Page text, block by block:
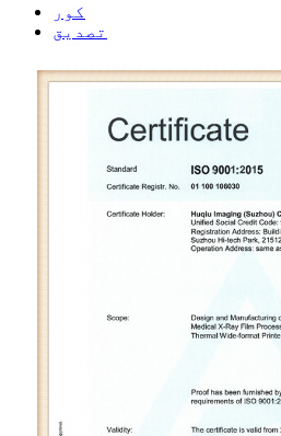
کور
تصدیق